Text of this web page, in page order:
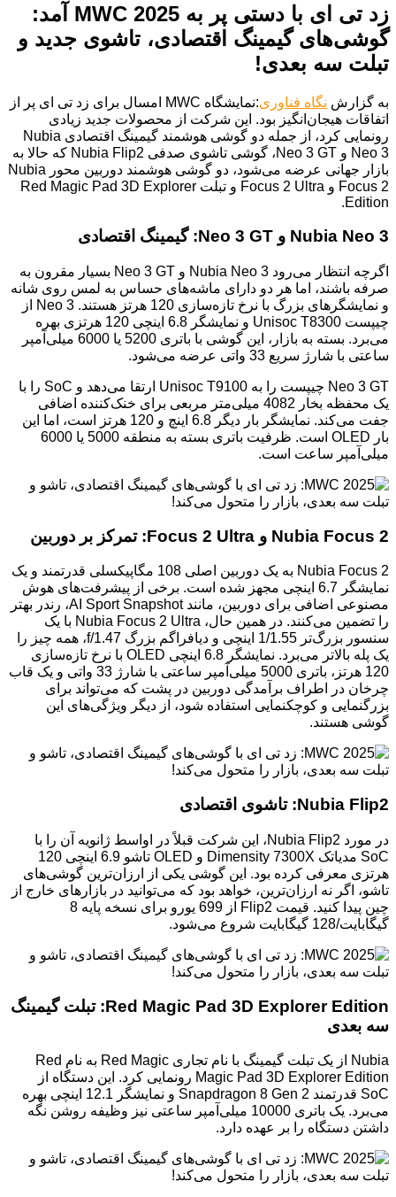
زد تی ای با دستی پر به MWC 2025 آمد:
گوشی‌های گیمینگ اقتصادی، تاشوی جدید و
تبلت سه بعدی!
به گزارش نگاه فناوری
:نمایشگاه MWC امسال برای زد تی ای پر از
اتفاقات هیجان‌انگیز بود. این شرکت از محصولات جدید زیادی
رونمایی کرد، از جمله دو گوشی هوشمند گیمینگ اقتصادی Nubia
Neo 3 و Neo 3 GT، گوشی تاشوی صدفی Nubia Flip2 که حالا به
بازار جهانی عرضه می‌شود، دو گوشی هوشمند دوربین محور Nubia
Focus 2 و Focus 2 Ultra و تبلت Red Magic Pad 3D Explorer
Edition.
Nubia Neo 3 و Neo 3 GT: گیمینگ اقتصادی
اگرچه انتظار می‌رود Nubia Neo 3 و Neo 3 GT بسیار مقرون به
صرفه باشند، اما هر دو دارای ماشه‌های حساس به لمس روی شانه
و نمایشگرهای بزرگ با نرخ تازه‌سازی 120 هرتز هستند. Neo 3 از
چیپست Unisoc T8300 و نمایشگر 6.8 اینچی 120 هرتزی بهره
می‌برد. بسته به بازار، این گوشی با باتری 5200 یا 6000 میلی‌آمپر
ساعتی با شارژ سریع 33 واتی عرضه می‌شود.
Neo 3 GT چیپست را به Unisoc T9100 ارتقا می‌دهد و SoC را با
یک محفظه بخار 4082 میلی‌متر مربعی برای خنک‌کننده اضافی
جفت می‌کند. نمایشگر بار دیگر 6.8 اینچ و 120 هرتز است، اما این
بار OLED است. ظرفیت باتری بسته به منطقه 5000 یا 6000
میلی‌آمپر ساعت است.
Nubia Focus 2 و Focus 2 Ultra: تمرکز بر دوربین
Nubia Focus 2 به یک دوربین اصلی 108 مگاپیکسلی قدرتمند و یک
نمایشگر 6.7 اینچی مجهز شده است. برخی از پیشرفت‌های هوش
مصنوعی اضافی برای دوربین، مانند AI Sport Snapshot، رندر بهتر
را تضمین می‌کنند. در همین حال، Nubia Focus 2 Ultra با یک
سنسور بزرگ‌تر 1/1.55 اینچی و دیافراگم بزرگ f/1.47، همه چیز را
یک پله بالاتر می‌برد. نمایشگر 6.8 اینچی OLED با نرخ تازه‌سازی
120 هرتز، باتری 5000 میلی‌آمپر ساعتی با شارژ 33 واتی و یک قاب
چرخان در اطراف برآمدگی دوربین در پشت که می‌تواند برای
بزرگنمایی و کوچکنمایی استفاده شود، از دیگر ویژگی‌های این
گوشی هستند.
Nubia Flip2: تاشوی اقتصادی
در مورد Nubia Flip2، این شرکت قبلاً در اواسط ژانویه آن را با
SoC مدیاتک Dimensity 7300X و OLED تاشو 6.9 اینچی 120
هرتزی معرفی کرده بود. این گوشی یکی از ارزان‌ترین گوشی‌های
تاشو، اگر نه ارزان‌ترین، خواهد بود که می‌توانید در بازارهای خارج از
چین پیدا کنید. قیمت Flip2 از 699 یورو برای نسخه پایه 8
گیگابایت/128 گیگابایت شروع می‌شود.
Red Magic Pad 3D Explorer Edition: تبلت گیمینگ
سه بعدی
Nubia از یک تبلت گیمینگ با نام تجاری Red Magic به نام Red
Magic Pad 3D Explorer Edition رونمایی کرد. این دستگاه از
SoC قدرتمند Snapdragon 8 Gen 2 و نمایشگر 12.1 اینچی بهره
می‌برد. یک باتری 10000 میلی‌آمپر ساعتی نیز وظیفه روشن نگه
داشتن دستگاه را بر عهده دارد.